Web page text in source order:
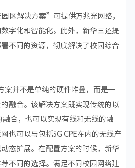
区解决方案”可提供万兆光网络，
字化和智能化。此外，新华三还提
不同的资源，彻底解决了校园综合
案并不是单纯的硬件堆叠，而是一
融合。该解决方案既实现传统的以
融合，也可以实现有线和无线的融
也可以与包括5G CPE在内的无线产
态扩展。在配置方案的时候，新华
不同的选择。满足不同校园网络建